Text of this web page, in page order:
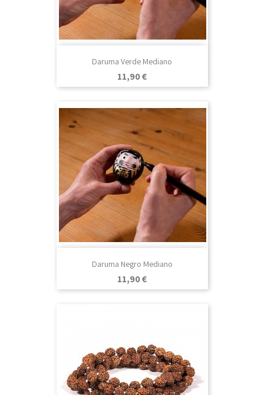
Daruma Verde Mediano
Precio
11,90 €
Daruma Negro Mediano
Precio
11,90 €